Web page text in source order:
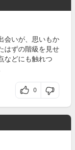
会いが、思いもか
はずの階級を見せ
などにも触れつ
0